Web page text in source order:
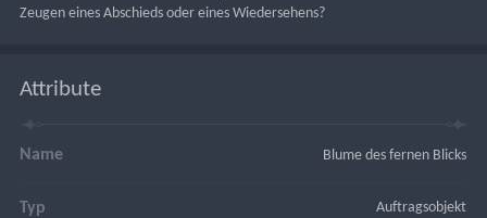
Zeugen eines Abschieds oder eines Wiedersehens?
Attribute
Name Blume des fernen Blicks
Typ Auftragsobjekt